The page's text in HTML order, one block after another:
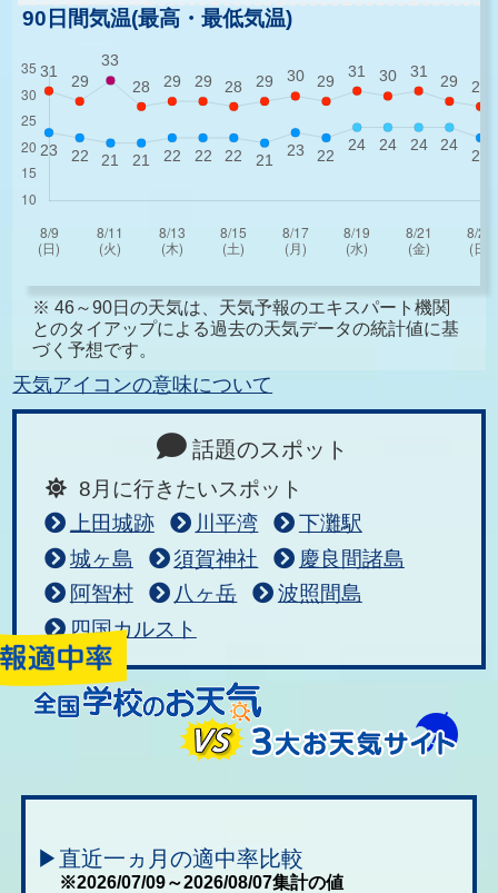
90日間気温(最高・最低気温)
※ 46～90日の天気は、天気予報のエキスパート機関
とのタイアップによる過去の天気データの統計値に基
づく予想です。
天気アイコンの意味について
話題のスポット
8月に行きたいスポット
上田城跡
川平湾
下灘駅
城ヶ島
須賀神社
慶良間諸島
阿智村
八ヶ岳
波照間島
四国カルスト
▶直近一ヵ月の適中率比較
※2026/07/09～2026/08/07集計の値